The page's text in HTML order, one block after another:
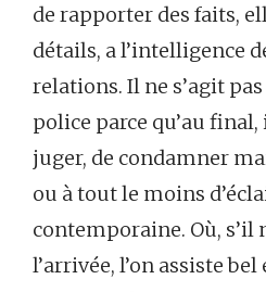
de rapporter des faits,
détails, a l’intelligence
relations. Il ne s’agit
police parce qu’au final,
juger, de condamner
ou à tout le moins
contemporaine. Où, s’il
l’arrivée, l’on assiste